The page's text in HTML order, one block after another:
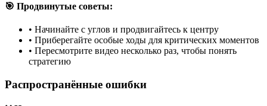
🎯 Продвинутые советы:
• Начинайте с углов и продвигайтесь к центру
• Приберегайте особые ходы для критических моментов
• Пересмотрите видео несколько раз, чтобы понять
стратегию
Распространённые ошибки